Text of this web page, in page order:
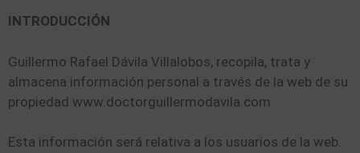
INTRODUCCIÓN
Guillermo Rafael Dávila Villalobos, recopila, trata y
almacena información personal a través de la web de su
propiedad www.doctorguillermodavila.com
Esta información será relativa a los usuarios de la web.